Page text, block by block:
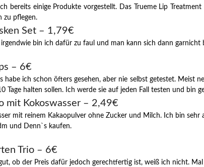
bereits einige Produkte vorgestellt. Das Trueme Lip
zu pflegen.
Set – 1,79€
irgendwie bin ich dafür zu faul und man kann sich dann
– 6€
habe ich schon öfters gesehen, aber nie selbst getestet. Meist
Tage halten sollen. Ich werde sie auf jeden Fall testen und bin
mit Kokoswasser – 2,49€
mit reinem Kakaopulver ohne Zucker und Milch. Ich bin
und Denn`s kaufen.
Trio – 6€
ob der Preis dafür jedoch gerechtfertig ist, weiß ich nicht.